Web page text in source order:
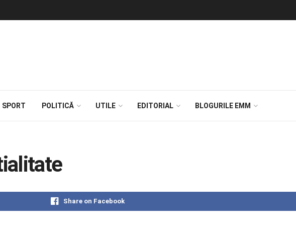
SPORT POLITICĂ UTILE EDITORIAL BLOGURILE EMM
Share on Facebook